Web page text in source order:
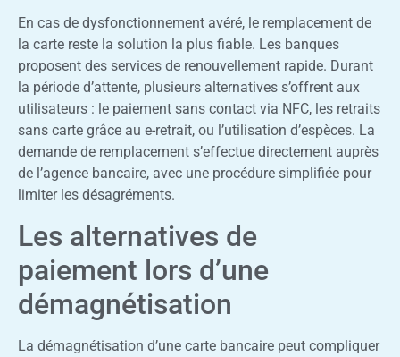
En cas de dysfonctionnement avéré, le remplacement de
la carte reste la solution la plus fiable. Les banques
proposent des services de renouvellement rapide. Durant
la période d’attente, plusieurs alternatives s’offrent aux
utilisateurs : le paiement sans contact via NFC, les retraits
sans carte grâce au e-retrait, ou l’utilisation d’espèces. La
demande de remplacement s’effectue directement auprès
de l’agence bancaire, avec une procédure simplifiée pour
limiter les désagréments.
Les alternatives de
paiement lors d’une
démagnétisation
La démagnétisation d’une carte bancaire peut compliquer